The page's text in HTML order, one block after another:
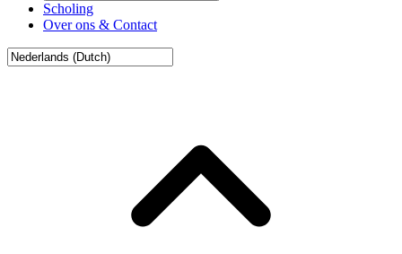
Scholing
Over ons & Contact